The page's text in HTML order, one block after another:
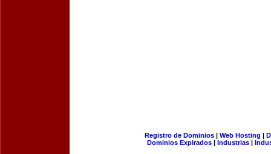
Registro de Dominios| Web Hosting |
Dominios Expirados | Industrias |